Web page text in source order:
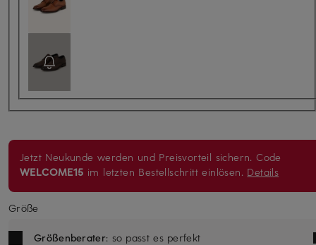
Jetzt Neukunde werden und Preisvorteil sichern. Code
WELCOME15 im letzten Bestellschritt einlösen. Details
Größe
Größenberater: so passt es perfekt